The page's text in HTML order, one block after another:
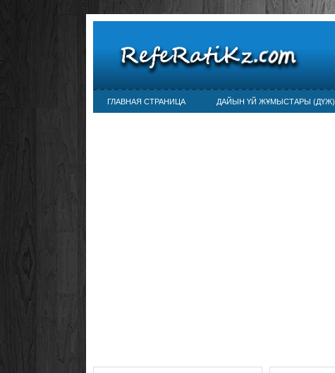
ГЛАВНАЯ СТРАНИЦА ДАЙЫН ҮЙ ЖҰМЫСТАРЫ (ДҮЖ)